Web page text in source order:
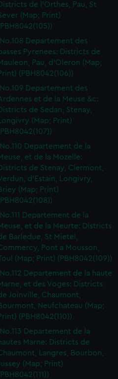
de l'Orthes, Pau, St
(Map; Print)
No.108 Departement des
Pyrenees: Districts de
Pau, d'Oleron (Map;
(PBH8042(106))
No.109 Departement des
et de la Meuse &c:
de Sedan, Stenay,
Longivry (Map; Print)
No.110 Departement de la
et de la Mozelle:
de Stenay, Clermont,
d'Estain, Longivry,
(Map; Print)
No.111 Departement de la
et de la Meurte: Districts
Barledue, St Mietel,
Pont a Mousson,
(Map; Print) (PBH8042(109))
No.112 Departement de la haute
et des Voges: Districts
Joinville, Chaumont,
Neufchateau (Map;
(PBH8042(110))
No.113 Departement de la
Marne: Districts de
Langres, Bourbon,
Jussey (Map; Print)